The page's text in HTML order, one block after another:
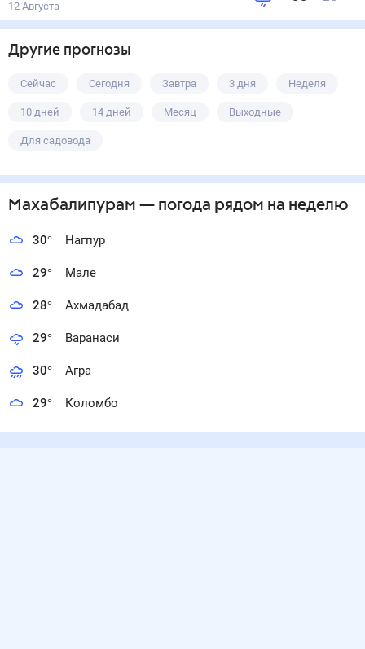
12 Августа
Другие прогнозы
Сейчас Сегодня Завтра 3 дня Неделя
10 дней 14 дней Месяц Выходные
Для садовода
Махабалипурам — погода рядом на неделю
30° Нагпур
29° Мале
28° Ахмадабад
29° Варанаси
30° Агра
29° Коломбо